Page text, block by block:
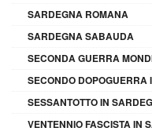
SARDEGNA ROMANA
SARDEGNA SABAUDA
SECONDA GUERRA
SECONDO DOPOGUERRA
SESSANTOTTO IN
VENTENNIO FASCISTA IN